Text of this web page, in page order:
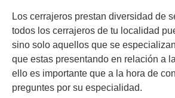
Los cerrajeros prestan diversidad de
todos los cerrajeros de tu localidad
sino solo aquellos que se
que estas presentando en relación a
ello es importante que a la hora de
preguntes por su especialidad.